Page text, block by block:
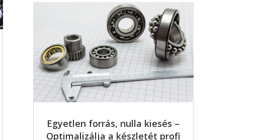
Egyetlen forrás, nulla kiesés –
Optimalizálja a készletét profi